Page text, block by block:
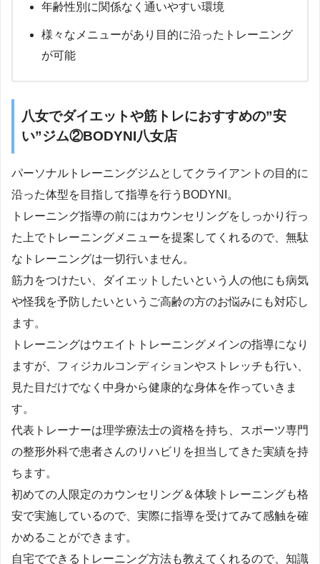
年齢性別に関係なく通いやすい環境
様々なメニューがあり目的に沿ったトレーニング
が可能
八女でダイエットや筋トレにおすすめの”安
い”ジム②BODYNI八女店
パーソナルトレーニングジムとしてクライアントの目的に
沿った体型を目指して指導を行うBODYNI。
トレーニング指導の前にはカウンセリングをしっかり行っ
た上でトレーニングメニューを提案してくれるので、無駄
なトレーニングは一切行いません。
筋力をつけたい、ダイエットしたいという人の他にも病気
や怪我を予防したいというご高齢の方のお悩みにも対応し
ます。
トレーニングはウエイトトレーニングメインの指導になり
ますが、フィジカルコンディションやストレッチも行い、
見た目だけでなく中身から健康的な身体を作っていきま
す。
代表トレーナーは理学療法士の資格を持ち、スポーツ専門
の整形外科で患者さんのリハビリを担当してきた実績を持
ちます。
初めての人限定のカウンセリング＆体験トレーニングも格
安で実施しているので、実際に指導を受けてみて感触を確
かめることができます。
自宅でできるトレーニング方法も教えてくれるので、知識